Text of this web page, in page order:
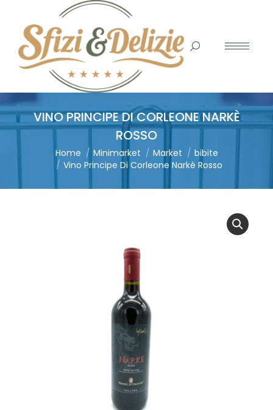
Search:
VINO PRINCIPE DI CORLEONE NARKÈ
ROSSO
You are here:
Home Minimarket Market
bibite
Vino Principe Di Corleone Narkè Rosso